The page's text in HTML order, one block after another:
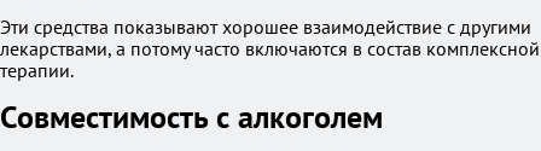
Эти средства показывают хорошее взаимодействие с другими
лекарствами, а потому часто включаются в состав комплексной
терапии.
Совместимость с алкоголем